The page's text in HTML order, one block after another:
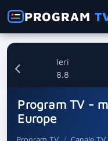
PROGRAM
Ieri
8.8
Program TV -
Europe